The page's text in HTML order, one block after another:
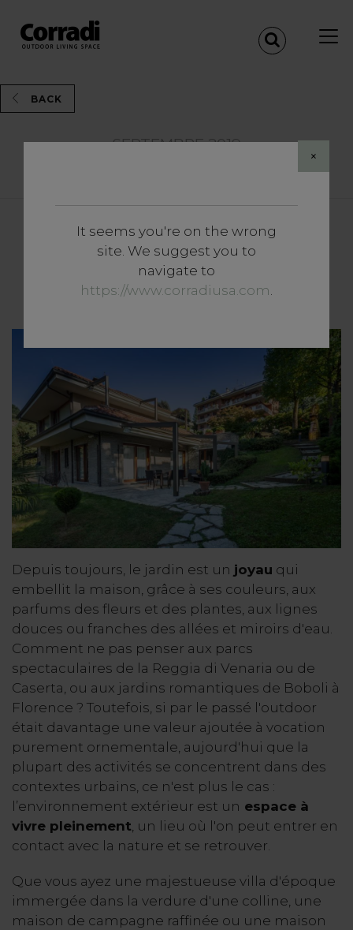
×
It seems you're on the wrong
site. We suggest you to
navigate to
https://www.corradiusa.com.
BACK
SEPTEMBRE 2019
Approfondissements
Jardin de luxe : les secrets
pour un jardin 5 étoiles
Depuis toujours, le jardin est un joyau qui
embellit la maison, grâce à ses couleurs, aux
parfums des fleurs et des plantes, aux lignes
douces ou franches des allées et miroirs d'eau.
Comment ne pas penser aux parcs
spectaculaires de la Reggia di Venaria ou de
Caserta, ou aux jardins romantiques de Boboli à
Florence ? Toutefois, si par le passé l'outdoor
était davantage une valeur ajoutée à vocation
purement ornementale, aujourd'hui que la
plupart des activités se concentrent dans des
contextes urbains, ce n'est plus le cas :
l’environnement extérieur est un espace à
vivre pleinement, un lieu où l'on peut entrer en
contact avec la nature et se retrouver.
Que vous ayez une majestueuse villa d'époque
immergée dans la verdure d'une colline, une
maison de campagne raffinée ou une maison